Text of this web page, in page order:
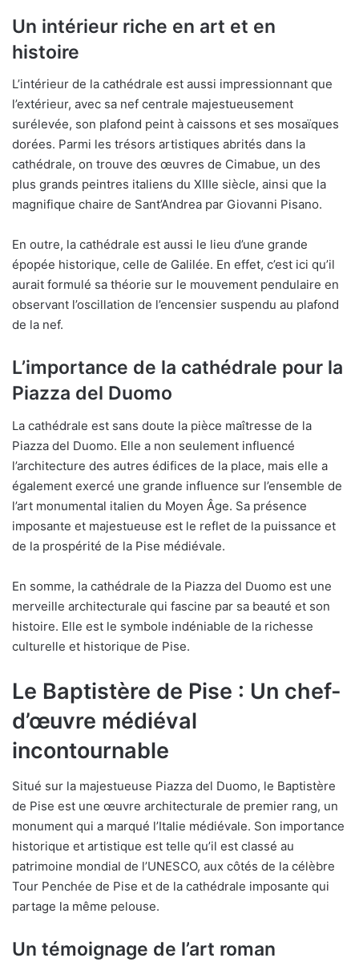
Un intérieur riche en art et en
histoire
L’intérieur de la cathédrale est aussi impressionnant que
l’extérieur, avec sa nef centrale majestueusement
surélevée, son plafond peint à caissons et ses mosaïques
dorées. Parmi les trésors artistiques abrités dans la
cathédrale, on trouve des œuvres de Cimabue, un des
plus grands peintres italiens du XIIIe siècle, ainsi que la
magnifique chaire de Sant’Andrea par Giovanni Pisano.
En outre, la cathédrale est aussi le lieu d’une grande
épopée historique, celle de Galilée. En effet, c’est ici qu’il
aurait formulé sa théorie sur le mouvement pendulaire en
observant l’oscillation de l’encensier suspendu au plafond
de la nef.
L’importance de la cathédrale pour la
Piazza del Duomo
La cathédrale est sans doute la pièce maîtresse de la
Piazza del Duomo. Elle a non seulement influencé
l’architecture des autres édifices de la place, mais elle a
également exercé une grande influence sur l’ensemble de
l’art monumental italien du Moyen Âge. Sa présence
imposante et majestueuse est le reflet de la puissance et
de la prospérité de la Pise médiévale.
En somme, la cathédrale de la Piazza del Duomo est une
merveille architecturale qui fascine par sa beauté et son
histoire. Elle est le symbole indéniable de la richesse
culturelle et historique de Pise.
Le Baptistère de Pise : Un chef-
d’œuvre médiéval
incontournable
Situé sur la majestueuse Piazza del Duomo, le Baptistère
de Pise est une œuvre architecturale de premier rang, un
monument qui a marqué l’Italie médiévale. Son importance
historique et artistique est telle qu’il est classé au
patrimoine mondial de l’UNESCO, aux côtés de la célèbre
Tour Penchée de Pise et de la cathédrale imposante qui
partage la même pelouse.
Un témoignage de l’art roman